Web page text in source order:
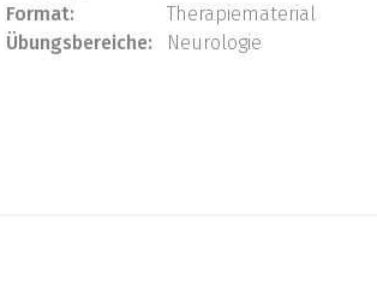
Format:
Therapiematerial
Übungsbereiche:
Neurologie